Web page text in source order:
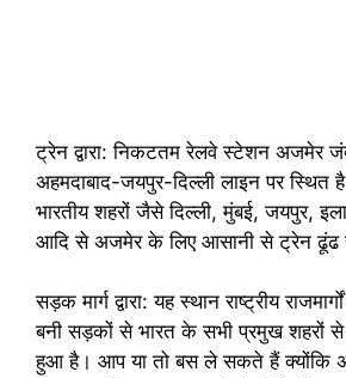
ट्रेन द्वारा: निकटतम रेलवे स्टेशन अजमेर
अहमदाबाद-जयपुर-दिल्ली लाइन पर
भारतीय शहरों जैसे दिल्ली, मुंबई, जयपुर,
आदि से अजमेर के लिए आसानी से ट्रेन
सड़क मार्ग द्वारा: यह स्थान राष्ट्रीय
बनी सड़कों से भारत के सभी प्रमुख शहरों
हुआ है। आप या तो बस ले सकते हैं क्योंकि